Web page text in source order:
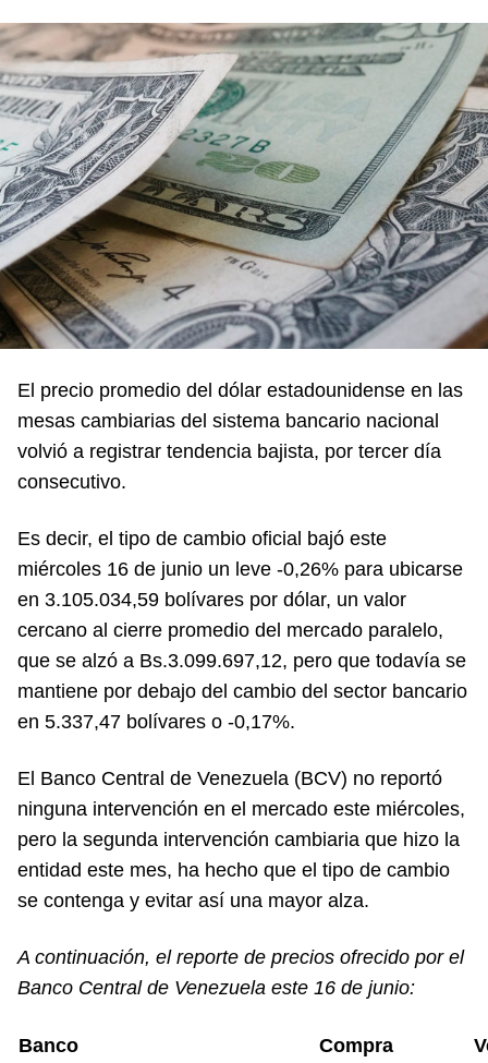
El precio promedio del dólar estadounidense en las
mesas cambiarias del sistema bancario nacional
volvió a registrar tendencia bajista, por tercer día
consecutivo.
Es decir, el tipo de cambio oficial bajó este
miércoles 16 de junio un leve -0,26% para ubicarse
en 3.105.034,59 bolívares por dólar, un valor
cercano al cierre promedio del mercado paralelo,
que se alzó a Bs.3.099.697,12, pero que todavía se
mantiene por debajo del cambio del sector bancario
en 5.337,47 bolívares o -0,17%.
El Banco Central de Venezuela (BCV) no reportó
ninguna intervención en el mercado este miércoles,
pero la segunda intervención cambiaria que hizo la
entidad este mes, ha hecho que el tipo de cambio
se contenga y evitar así una mayor alza.
A continuación, el reporte de precios ofrecido por el
Banco Central de Venezuela este 16 de junio:
Banco Compra